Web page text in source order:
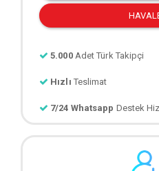
5.000 Adet Türk Takipçi
Hızlı Teslimat
7/24 Whatsapp